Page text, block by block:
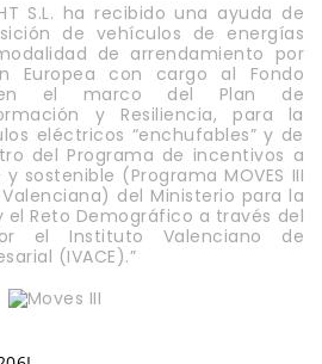
S.L. ha recibido una ayuda de
de vehículos de energías
de arrendamiento por
Europea con cargo al Fondo
en el marco del Plan de
y Resiliencia, para la
eléctricos “enchufables” y de
del Programa de incentivos a
sostenible (Programa MOVES III
del Ministerio para la
el Reto Demográfico a través del
el Instituto Valenciano de
(IVACE).”